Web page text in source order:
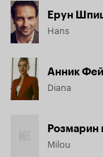
Ерун
Hans
Анник
Diana
Розмарин
Milou